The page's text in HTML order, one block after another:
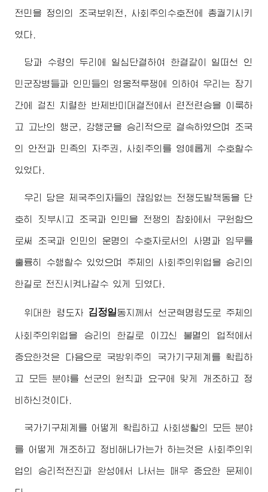
전민을 정의의 조국보위전, 사회주의수호전에 총궐기시키
였다.
당과 수령의 두리에 일심단결하여 한결같이 일떠선 인
민군장병들과 인민들의 영웅적투쟁에 의하여 우리는 장기
간에 걸친 치렬한 반제반미대결전에서 련전련승을 이룩하
고 고난의 행군, 강행군을 승리적으로 결속하였으며 조국
의 안전과 민족의 자주권, 사회주의를 영예롭게 수호할수
있었다.
우리 당은 제국주의자들의 끊임없는 전쟁도발책동을 단
호히 짓부시고 조국과 인민을 전쟁의 참화에서 구원함으
로써 조국과 인민의 운명의 수호자로서의 사명과 임무를
훌륭히 수행할수 있었으며 주체의 사회주의위업을 승리의
한길로 전진시켜나갈수 있게 되였다.
위대한 령도자 김정일동지 께서 선군혁명령도로 주체의
사회주의위업을 승리의 한길로 이끄신 불멸의 업적에서
중요한것은 다음으로 국방위주의 국가기구체계를 확립하
고 모든 분야를 선군의 원칙과 요구에 맞게 개조하고 정
비하신것이다.
국가기구체계를 어떻게 확립하고 사회생활의 모든 분야
를 어떻게 개조하고 정비해나가는가 하는것은 사회주의위
업의 승리적전진과 완성에서 나서는 매우 중요한 문제이